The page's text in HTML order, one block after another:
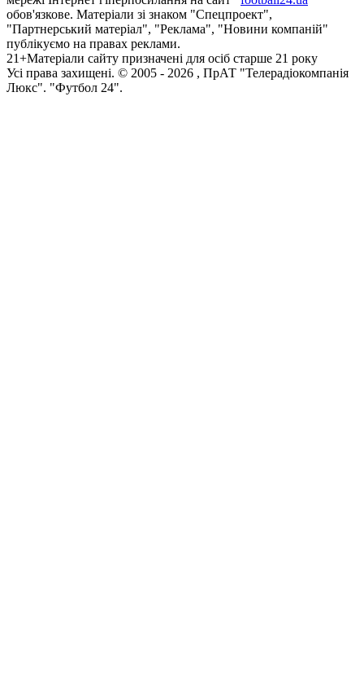
обов'язкове. Матеріали зі знаком "Спецпроект",
"Партнерський матеріал", "Реклама", "Новини компаній"
публікуємо на правах реклами.
21+Матеріали сайту призначені для осіб старше 21 року
Усi права захищенi. © 2005 - 2026 , ПрАТ "Телерадіокомпанія
Люкс". "Футбол 24".